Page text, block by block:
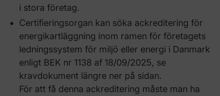
i stora företag.
Certifieringsorgan kan söka ackreditering för
energikartläggning inom ramen för företagets
ledningssystem för miljö eller energi i Danmark
enligt BEK nr 1138 af 18/09/2025, se
kravdokument längre ner på sidan.
För att få denna ackreditering måste man ha